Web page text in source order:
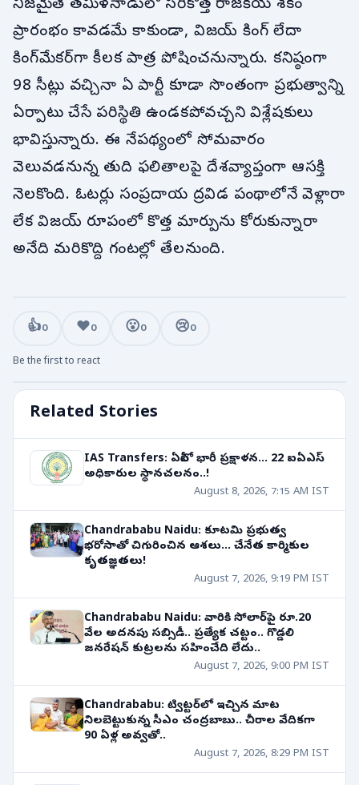
నిజమైతే తమిళనాడులో సరికొత్త రాజకీయ శకం
ప్రారంభం కావడమే కాకుండా, విజయ్ కింగ్ లేదా
కింగ్‌మేకర్‌గా కీలక పాత్ర పోషించనున్నారు. కనిష్ఠంగా
98 సీట్లు వచ్చినా ఏ పార్టీ కూడా సొంతంగా ప్రభుత్వాన్ని
ఏర్పాటు చేసే పరిస్థితి ఉండకపోవచ్చని విశ్లేషకులు
భావిస్తున్నారు. ఈ నేపథ్యంలో సోమవారం
వెలువడనున్న తుది ఫలితాలపై దేశవ్యాప్తంగా ఆసక్తి
నెలకొంది. ఓటర్లు సంప్రదాయ ద్రవిడ పంథాలోనే వెళ్లారా
లేక విజయ్ రూపంలో కొత్త మార్పును కోరుకున్నారా
అనేది మరికొద్ది గంటల్లో తేలనుంది.
Related Stories
IAS Transfers: ఏపీలో భారీ ప్రక్షాళన... 22 ఐఏఎస్
అధికారుల స్థానచలనం..!
August 8, 2026, 7:15 AM IST
Chandrababu Naidu: కూటమి ప్రభుత్వ
భరోసాతో చిగురించిన ఆశలు... చేనేత కార్మికుల
కృతజ్ఞతలు!
August 7, 2026, 9:19 PM IST
Chandrababu Naidu: వారికి సోలార్‌పై రూ.20
వేల అదనపు సబ్సిడీ.. ప్రత్యేక చట్టం.. గొడ్డలి
జనరేషన్ కుట్రలను సహించేది లేదు..
August 7, 2026, 9:00 PM IST
Chandrababu: ట్విట్టర్‌లో ఇచ్చిన మాట
నిలబెట్టుకున్న సీఎం చంద్రబాబు.. చీరాల వేదికగా
90 ఏళ్ల అవ్వతో..
August 7, 2026, 8:29 PM IST
👍0 ❤️0 😮0 😢0
Be the first to react